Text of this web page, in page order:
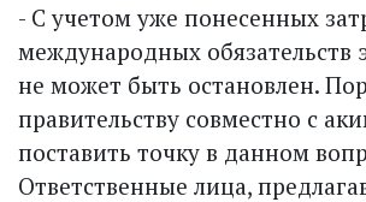
- С учетом уже понесенных
международных обязательств
не может быть остановлен.
правительству совместно с
поставить точку в данном
Ответственные лица,